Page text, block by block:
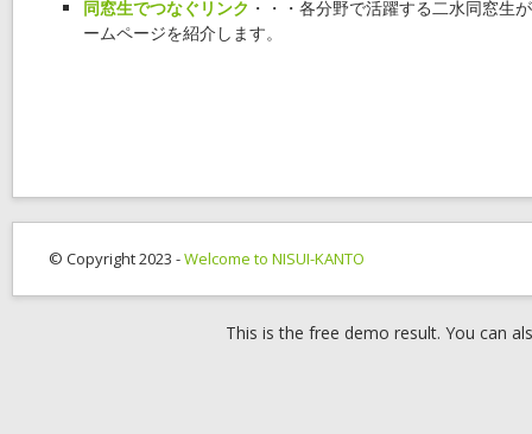
同窓生でつなぐリンク ・・・各分野で活躍する二水同窓生
ームページを紹介します。
© Copyright 2023 -Welcome to NISUI-KANTO
This is the free demo result. You can